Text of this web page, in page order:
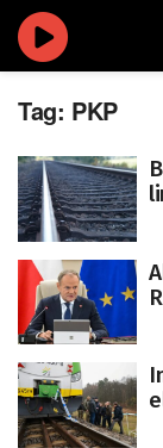
Tag: PKP